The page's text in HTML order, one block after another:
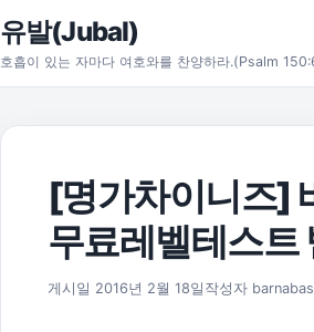
본문으로 건너뛰기
유발(Jubal)
호흡이 있는 자마다 여호와를 찬양하라.(Psalm
[명가차이니즈]
무료레벨테스트
게시일 2016년 2월 18일 2016년 5월 29일
작성자 barnabas